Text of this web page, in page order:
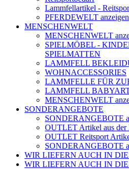
Lammfellartikel -
PFERDEWELT anzeigen
MENSCHENWELT
MENSCHENWELT
SPIELMÖBEL -
SPIELMATTEN
LAMMFELL
WOHNACCESSORIES
LAMMFELLE FÜR
LAMMFELL
MENSCHENWELT
SONDERANGEBOTE
SONDERANGEBOTE
OUTLET Artikel aus
OUTLET Reitsport
SONDERANGEBOTE
WIR LIEFERN AUCH IN
WIR LIEFERN AUCH IN